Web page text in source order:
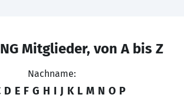
Mitglieder, von A bis Z
Nachname:
D E F G H I J K L M N O P